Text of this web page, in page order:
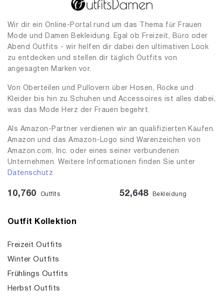
Wir dir ein Online-Portal rund um das Thema für Frauen
Mode und Damen Bekleidung. Egal ob Freizeit, Büro oder
Abend Outfits - wir helfen dir dabei den ultimativen Look
zu entdecken und stellen dir täglich Outfits von
angesagten Marken vor.
Von Oberteilen und Pullovern über Hosen, Röcke und
Kleider bis hin zu Schuhen und Accessoires ist alles dabei,
was das Mode Herz der Frauen begehrt.
Als Amazon-Partner verdienen wir an qualifizierten Käufen.
Amazon und das Amazon-Logo sind Warenzeichen von
Amazon.com, Inc. oder eines seiner verbundenen
Unternehmen. Weitere Informationen finden Sie unter
Datenschutz
10,760 Outfits 52,648 Bekleidung
Outfit Kollektion
Freizeit Outfits
Winter Outfits
Frühlings Outfits
Herbst Outfits